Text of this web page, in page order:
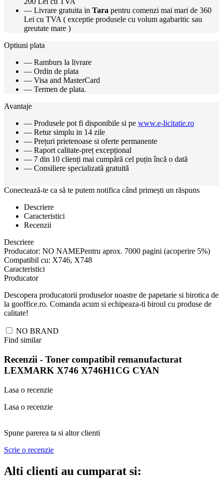
— Livrare gratuita in Tara pentru comenzi mai mari de 360
Lei cu TVA ( exceptie produsele cu volum agabaritic sau
greutate mare )
Optiuni plata
— Ramburs la livrare
— Ordin de plata
— Visa and MasterCard
— Termen de plata.
Avantaje
— Produsele pot fi disponibile si pe www.e-licitatie.ro
— Retur simplu in 14 zile
— Prețuri prietenoase si oferte permanente
— Raport calitate-preț excepțional
— 7 din 10 clienți mai cumpără cel puțin încă o dată
— Consiliere specializată gratuită
Conectează-te ca să te putem notifica când primești un răspuns
Descriere
Caracteristici
Recenzii
Descriere
Producator: NO NAMEPentru aprox. 7000 pagini (acoperire 5%)
Compatibil cu: X746, X748
Caracteristici
Producator
Descopera producatorii produselor noastre de papetarie si birotica de
la gooffice.ro. Comanda acum si echipeaza-ti biroul cu produse de
calitate!
NO BRAND
Find similar
Recenzii - Toner compatibil remanufacturat
LEXMARK X746 X746H1CG CYAN
Lasa o recenzie
Lasa o recenzie
Spune parerea ta si altor clienti
Scrie o recenzie
Alti clienti au cumparat si: